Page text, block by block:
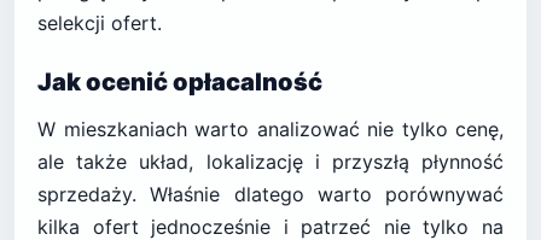
selekcji ofert.
Jak ocenić opłacalność
W mieszkaniach warto analizować nie tylko cenę,
ale także układ, lokalizację i przyszłą płynność
sprzedaży. Właśnie dlatego warto porównywać
kilka ofert jednocześnie i patrzeć nie tylko na